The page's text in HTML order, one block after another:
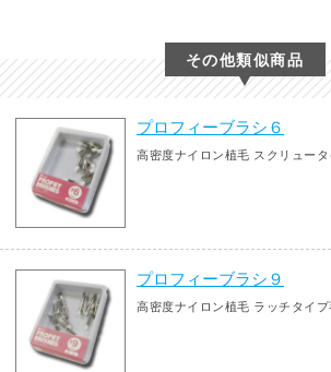
その他類似商品
プロフィーブラシ６
高密度ナイロン植毛 スクリュータ
プロフィーブラシ９
高密度ナイロン植毛 ラッチタイプ